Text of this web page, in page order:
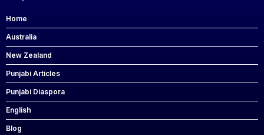
Home
Australia
New Zealand
Punjabi Articles
Punjabi Diaspora
English
Blog